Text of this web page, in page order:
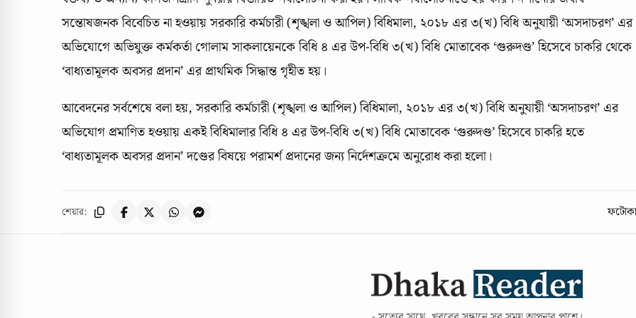
সন্তোষজনক বিবেচিত না হওয়ায় সরকারি কর্মচারী (শৃঙ্খলা ও আপিল) বিধিমালা, ২০১৮ এর ৩(খ) বিধি অনুযায়ী ‌‘অসদাচরণ’ এর
অভিযোগে অভিযুক্ত কর্মকর্তা গোলাম সাকলায়েনকে বিধি ৪ এর উপ-বিধি ৩(খ) বিধি মোতাবেক ‘গুরুদণ্ড’ হিসেবে চাকরি থেকে
‘বাধ্যতামূলক অবসর প্রদান’ এর প্রাথমিক সিদ্ধান্ত গৃহীত হয়।
আবেদনের সর্বশেষে বলা হয়, সরকারি কর্মচারী (শৃঙ্খলা ও আপিল) বিধিমালা, ২০১৮ এর ৩(খ) বিধি অনুযায়ী ‌‘অসদাচরণ’ এর
অভিযোগ প্রমাণিত হওয়ায় একই বিধিমালার বিধি ৪ এর উপ-বিধি ৩(খ) বিধি মোতাবেক ‘গুরুদণ্ড’ হিসেবে চাকরি হতে
‌‌‘বাধ্যতামূলক অবসর প্রদান’ দণ্ডের বিষয়ে পরামর্শ প্রদানের জন্য নির্দেশক্রমে অনুরোধ করা হলো।
শেয়ার: